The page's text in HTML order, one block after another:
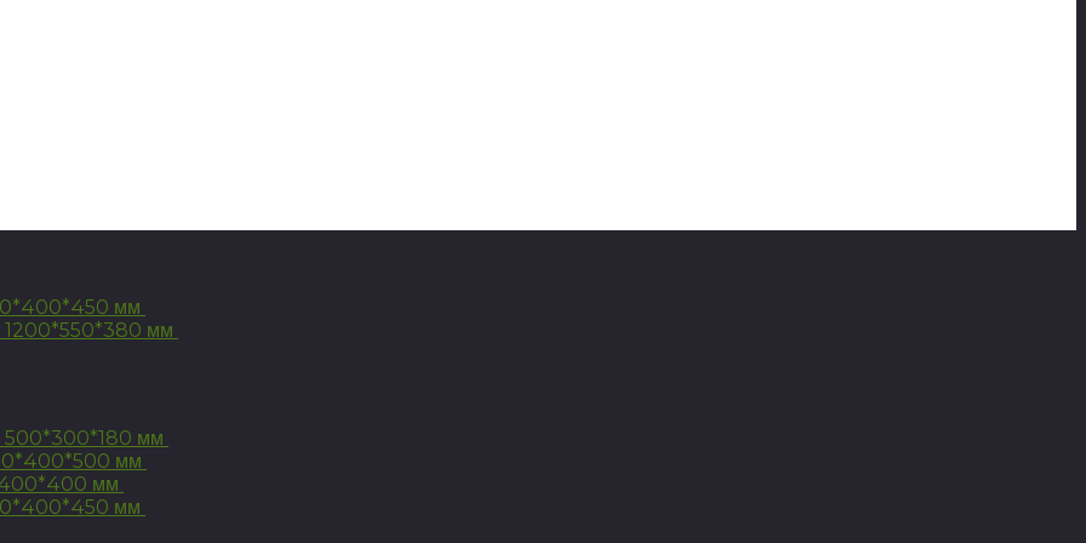
мм
1200*550*380 мм
500*300*180 мм
мм
мм
мм